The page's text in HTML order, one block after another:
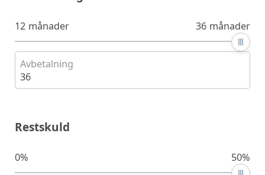
12 månader 36 månader
Avbetalning
36
Restskuld
0% 50%